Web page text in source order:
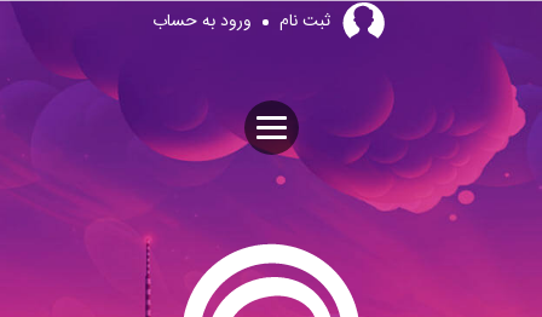
content
ثبت نام ورود به حساب